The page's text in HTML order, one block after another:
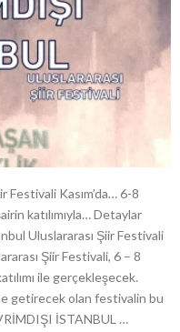
Festivali Kasım’da… 6-8
katılımıyla… Detaylar
Uluslararası Şiir Festivali
Şiir Festivali, 6 – 8
ile gerçekleşecek.
getirecek olan festivalin bu
İSTANBUL …